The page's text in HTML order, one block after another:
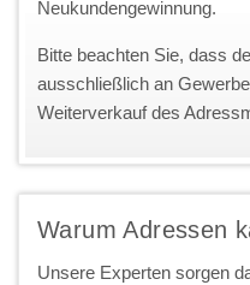
Neukundengewinnung.
Bitte beachten Sie, dass
ausschließlich an
Weiterverkauf des
Warum Adressen
Unsere Experten sorgen